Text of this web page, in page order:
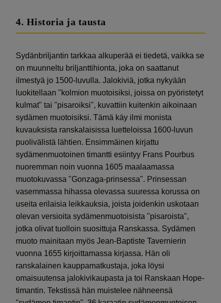
4. Historia ja tausta
Sydänbriljantin tarkkaa alkuperää ei tiedetä, vaikka se
on muunneltu briljanttihionta, joka on saattanut
ilmestyä jo 1500-luvulla. Jalokiviä, jotka nykyään
luokitellaan "kolmion muotoisiksi, joissa on pyöristetyt
kulmat" tai "pisaroiksi", kuvattiin kuitenkin aikoinaan
sydämen muotoisiksi. Tämä käy ilmi monista
kuvauksista ranskalaisissa luetteloissa 1600-luvun
puolivälistä lähtien. Ensimmäinen kirjattu
sydämenmuotoinen timantti esiintyy Frans Pourbus
nuoremman noin vuonna 1605 maalaamassa
muotokuvassa "Gonzaga-prinsessa". Prinsessan
vasemmassa hihassa olevassa suuressa korussa on
useita erilaisia leikkauksia, joista joidenkin uskotaan
olevan versioita sydämenmuotoisista "pisaroista",
jotka olivat tuolloin suosittuja Ranskassa. Sydämen
muoto mainitaan myös Jean-Baptiste Tavernierin
vuonna 1655 kirjoittamassa kirjassa. Hän oli
ranskalainen kauppamatkustaja, joka löysi
omaisuutensa jalokivikaupasta ja toi Ranskaan Hope-
timantin. Tekstissä hän muistelee nähneensä